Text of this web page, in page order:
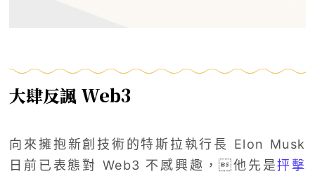
大肆反諷 Web3
向來擁抱新創技術的特斯拉執行長 Elon Musk
日前已表態對 Web3 不感興趣，他先是抨擊